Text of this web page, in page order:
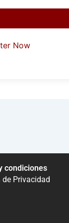
Now
condiciones
de Privacidad